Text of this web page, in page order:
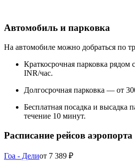
Автомобиль и парковка
На автомобиле можно добраться по
Краткосрочная парковка
INR/час.
Долгосрочная парковка — от
Бесплатная посадка и высадка
течение 10 минут.
Расписание рейсов
Гоа - Делиот 7 389 ₽